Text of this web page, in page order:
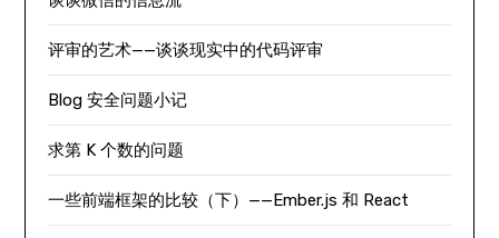
评审的艺术——谈谈现实中的代码评审
Blog 安全问题小记
求第 K 个数的问题
一些前端框架的比较（下）——Ember.js 和 React